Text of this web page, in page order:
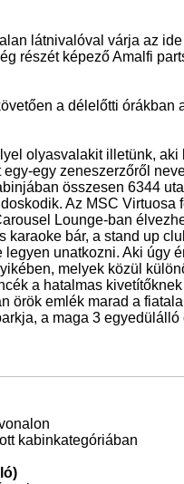
látnivalóval várja az
részét képező Amalfi
a délelőtti órákban
olyasvalakit illetünk,
egy zeneszerzőről
összesen 6344
Az MSC
Lounge-ban
bár, a stand up
unatkozni. Aki úgy
melyek közül
a hatalmas
örök emlék marad a
a maga 3 egyedülálló
kabinkategóriában